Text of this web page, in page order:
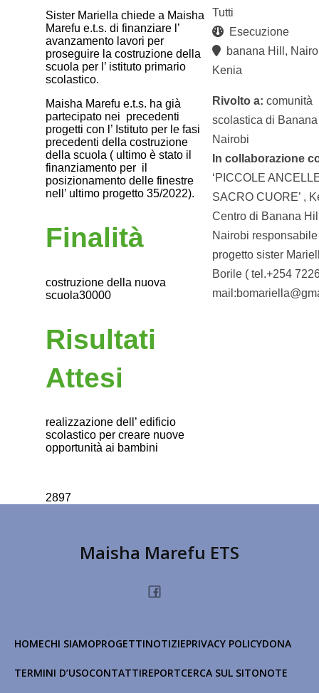
Sister Mariella chiede a Maisha
Marefu e.t.s. di finanziare l’
avanzamento lavori per
proseguire la costruzione della
scuola per l’ istituto primario
scolastico.
Maisha Marefu e.t.s. ha già
partecipato nei precedenti
progetti con l’ Istituto per le fasi
precedenti della costruzione
della scuola ( ultimo è stato il
finanziamento per il
posizionamento delle finestre
nell’ ultimo progetto 35/2022).
Finalità
costruzione della nuova
scuola30000
Risultati
Attesi
realizzazione dell’ edificio
scolastico per creare nuove
opportunità ai bambini
2897
Tutti
Esecuzione
banana Hill,
Kenia
Rivolto a: comunità
scolastica di
Nairobi
In collaborazione
‘PICCOLE
SACRO CUORE’ ,
Centro di Banana
Nairobi
progetto sister
Borile ( tel.+254
Maisha Marefu ETS
HOMECHI SIAMOPROGETTINOTIZIEPRIVACY POLICYDONA
TERMINI D’USOCONTATTIREPORTCERCA SUL SITONOTE